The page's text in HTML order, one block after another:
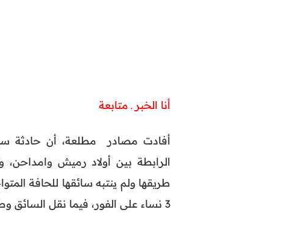
أنا الخبر ـ متابعة
الرابطة بين أولاد رميش
طريقها ولم ينتبه سائقها للحافة
3 نساء على الفور، فيما نقل السائق وطفلة صغيرة في حالة حرجة إلى قسم العناية المركزة.